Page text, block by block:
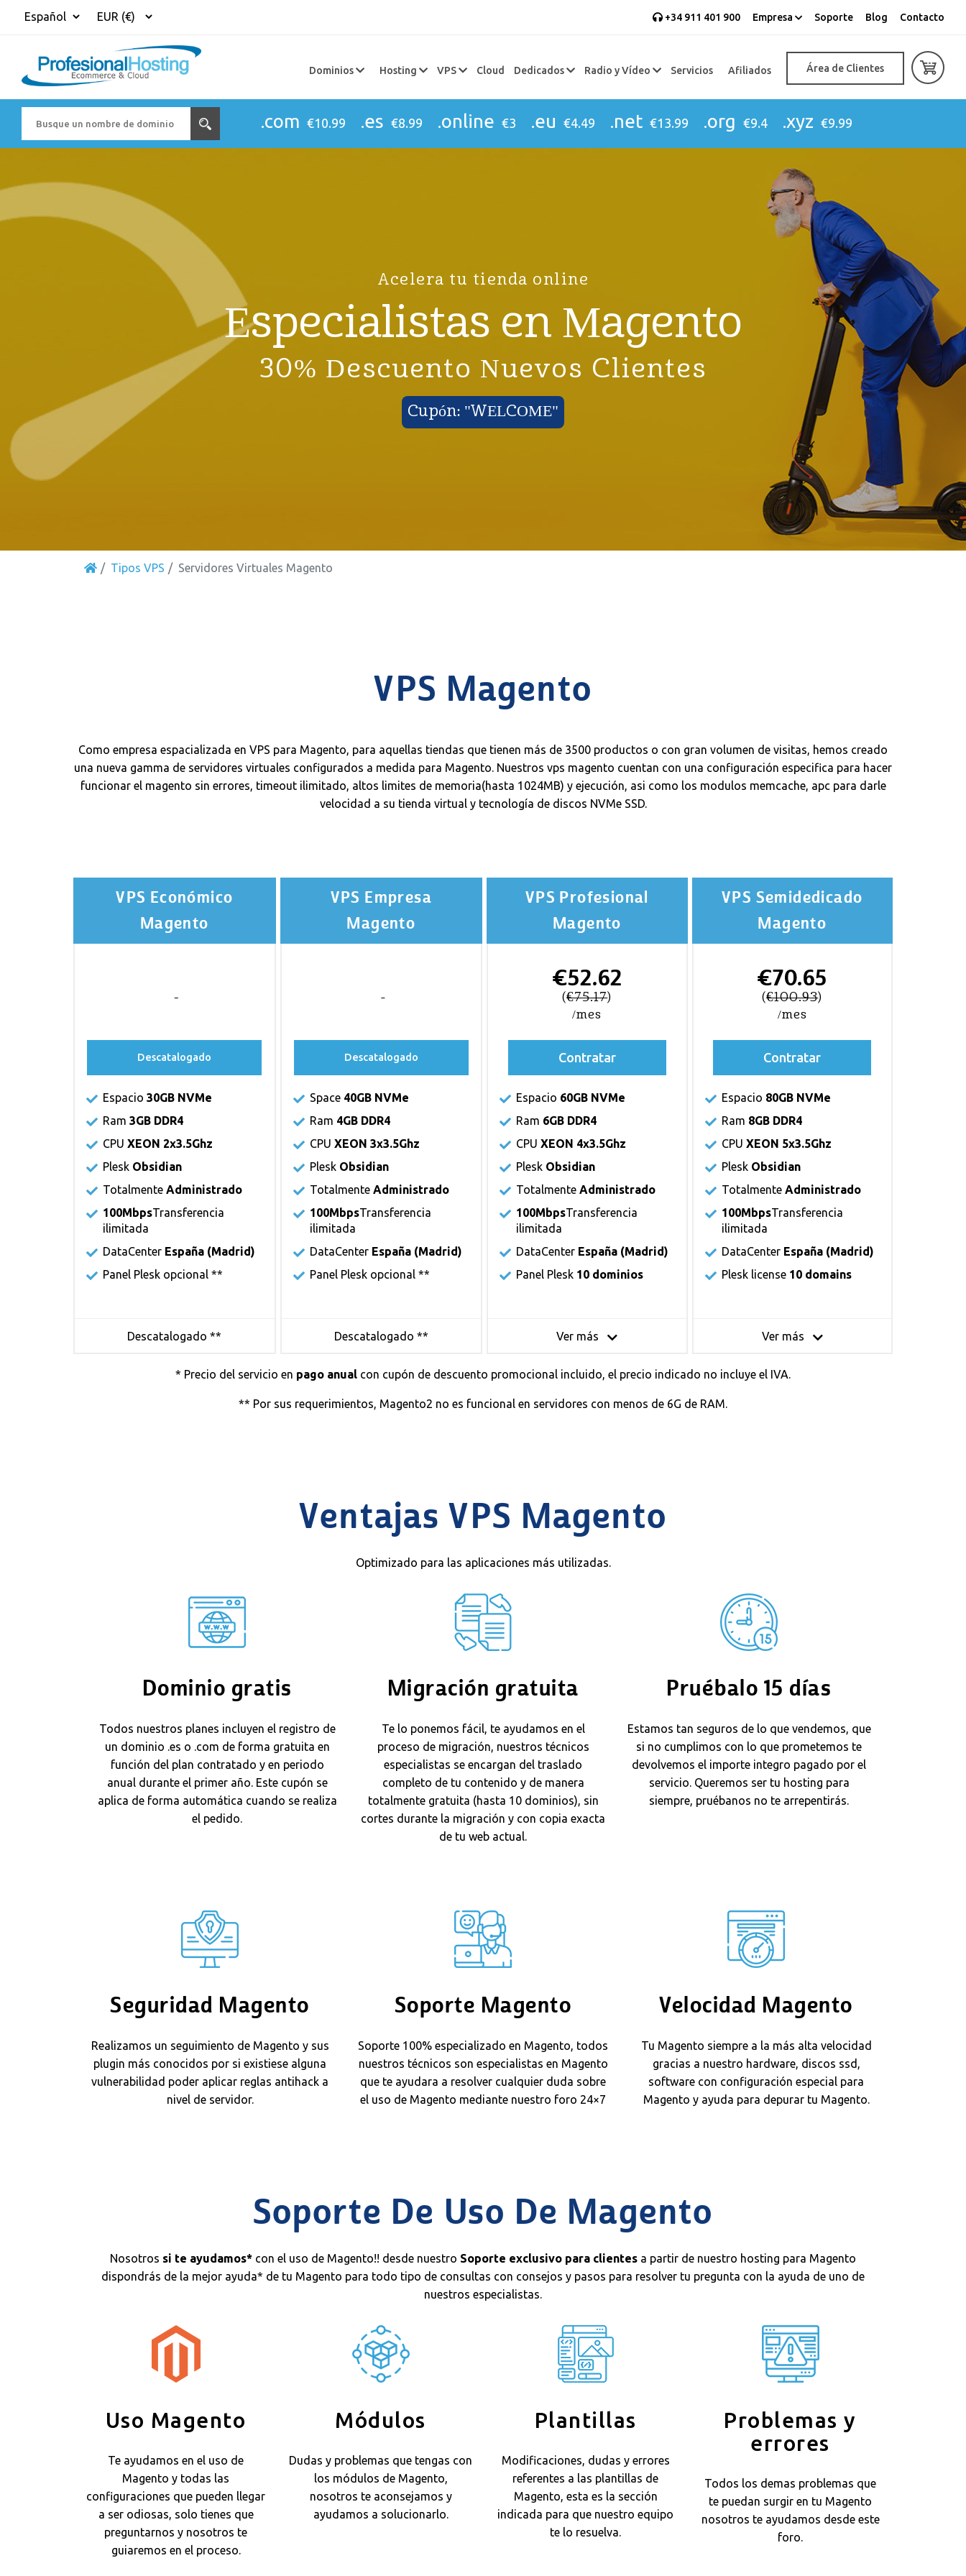
+34 911 401 900 Empresa Soporte Blog Contacto
Dominios Hosting VPS Cloud Dedicados Radio y Vídeo Servicios Afiliados Área de Clientes
.com €10.99 .es €8.99 .online €3 .eu €4.49 .net €13.99 .org €9.4 .xyz €9.99
Acelera tu tienda online
Especialistas en Magento
30% Descuento Nuevos Clientes
Cupón: "WELCOME"
Tipos VPS Servidores Virtuales Magento
VPS Magento
Como empresa espacializada en VPS para Magento, para aquellas tiendas que tienen más de 3500 productos o con gran volumen de visitas, hemos creado
una nueva gamma de servidores virtuales configurados a medida para Magento. Nuestros vps magento cuentan con una configuración especifica para hacer
funcionar el magento sin errores, timeout ilimitado, altos limites de memoria(hasta 1024MB) y ejecución, asi como los modulos memcache, apc para darle
velocidad a su tienda virtual y tecnología de discos NVMe SSD.
VPS Económico
Magento
Descatalogado
Espacio 30GB NVMe
Ram 3GB DDR4
CPU XEON 2x3.5Ghz
Plesk Obsidian
Totalmente Administrado
100MbpsTransferencia
ilimitada
DataCenter España (Madrid)
Panel Plesk opcional **
Descatalogado **
VPS Empresa
Magento
Descatalogado
Space 40GB NVMe
Ram 4GB DDR4
CPU XEON 3x3.5Ghz
Plesk Obsidian
Totalmente Administrado
100MbpsTransferencia
ilimitada
DataCenter España (Madrid)
Panel Plesk opcional **
Descatalogado **
VPS Profesional
Magento
€52.62
(€75.17)
/mes
Contratar
Espacio 60GB NVMe
Ram 6GB DDR4
CPUXEON 4x3.5Ghz
Plesk Obsidian
TotalmenteAdministrado
100MbpsTransferencia
ilimitada
DataCenter España (Madrid)
Panel Plesk 10 dominios
Ver más
VPS Semidedicado
Magento
€70.65
(€100.93)
/mes
Contratar
Espacio 80GB NVMe
Ram 8GB DDR4
CPU XEON 5x3.5Ghz
Plesk Obsidian
Totalmente Administrado
100MbpsTransferencia
ilimitada
DataCenter España (Madrid)
Plesk license 10 domains
Ver más
* Precio del servicio en pago anual con cupón de descuento promocional incluido, el precio indicado no incluye el IVA.
** Por sus requerimientos, Magento2 no es funcional en servidores con menos de 6G de RAM.
Ventajas VPS Magento
Optimizado para las aplicaciones más utilizadas.
Dominio gratis
Todos nuestros planes incluyen el registro de
un dominio .es o .com de forma gratuita en
función del plan contratado y en periodo
anual durante el primer año. Este cupón se
aplica de forma automática cuando se realiza
el pedido.
Migración gratuita
Te lo ponemos fácil, te ayudamos en el
proceso de migración, nuestros técnicos
especialistas se encargan del traslado
completo de tu contenido y de manera
totalmente gratuita (hasta 10 dominios), sin
cortes durante la migración y con copia exacta
de tu web actual.
Pruébalo 15 días
Estamos tan seguros de lo que vendemos, que
si no cumplimos con lo que prometemos te
devolvemos el importe integro pagado por el
servicio. Queremos ser tu hosting para
siempre, pruébanos no te arrepentirás.
Seguridad Magento
Realizamos un seguimiento de Magento y sus
plugin más conocidos por si existiese alguna
vulnerabilidad poder aplicar reglas antihack a
nivel de servidor.
Soporte Magento
Soporte 100% especializado en Magento, todos
nuestros técnicos son especialistas en Magento
que te ayudara a resolver cualquier duda sobre
el uso de Magento mediante nuestro foro 24×7
Velocidad Magento
Tu Magento siempre a la más alta velocidad
gracias a nuestro hardware, discos ssd,
software con configuración especial para
Magento y ayuda para depurar tu Magento.
Soporte De Uso De Magento
Nosotros si te ayudamos* con el uso de Magento!! desde nuestro Soporte exclusivo para clientes a partir de nuestro hosting para Magento
dispondrás de la mejor ayuda* de tu Magento para todo tipo de consultas con consejos y pasos para resolver tu pregunta con la ayuda de uno de
nuestros especialistas.
Uso Magento
Te ayudamos en el uso de
Magento y todas las
configuraciones que pueden llegar
a ser odiosas, solo tienes que
preguntarnos y nosotros te
guiaremos en el proceso.
Módulos
Dudas y problemas que tengas con
los módulos de Magento,
nosotros te aconsejamos y
ayudamos a solucionarlo.
Plantillas
Modificaciones, dudas y errores
referentes a las plantillas de
Magento, esta es la sección
indicada para que nuestro equipo
te lo resuelva.
Problemas y
errores
Todos los demas problemas que
te puedan surgir en tu Magento
nosotros te ayudamos desde este
foro.